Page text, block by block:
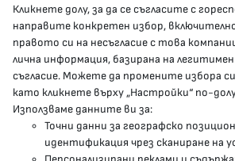
МЗ В СОЦИАЛНИТЕ МРЕЖИ
Facebook страница
Instragram профил
YouTube канал
Кликнете долу, за да се съгласите с
направите конкретен избор,
правото си на несъгласие с това
лична информация, базирана на
съгласие. Можете да промените избора
като кликнете върху „Настройки“ по-
Използваме данните ви за:
Точни данни за географско
идентификация чрез сканиране на